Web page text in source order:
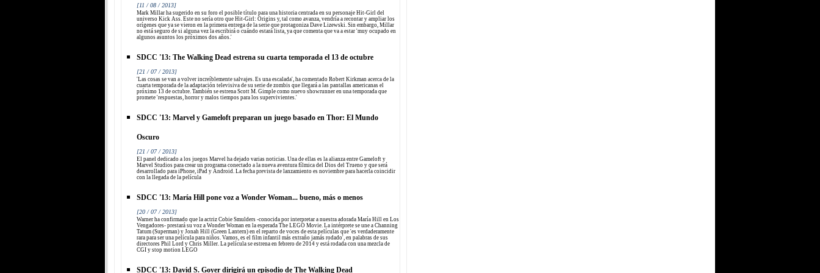
[11 / 08 / 2013]
Mark Millar ha sugerido en su foro el posible título para una historia centrada en su personaje Hit-Girl del
universo Kick Ass. Este no sería otro que Hit-Girl: Origins y, tal como avanza, vendría a recontar y ampliar los
orígenes que ya se vieron en la primera entrega de la serie que protagoniza Dave Lizewski. Sin embargo, Millar
no está seguro de si alguna vez la escribirá o cuándo estará lista, ya que comenta que va a estar 'muy ocupado en
algunos asuntos los próximos dos años.'
SDCC '13: The Walking Dead estrena su cuarta temporada el 13 de octubre
[21 / 07 / 2013]
'Las cosas se van a volver increíblemente salvajes. Es una escalada', ha comentado Robert Kirkman acerca de la
cuarta temporada de la adaptación televisiva de su serie de zombis que llegará a las pantallas americanas el
próximo 13 de octubre. También se estrena Scott M. Gimple como nuevo showrunner en una temporada que
promete 'respuestas, horror y malos tiempos para los supervivientes.'
SDCC '13: Marvel y Gameloft preparan un juego basado en Thor: El Mundo
Oscuro
[21 / 07 / 2013]
El panel dedicado a los juegos Marvel ha dejado varias noticias. Una de ellas es la alianza entre Gameloft y
Marvel Studios para crear un programa conectado a la nueva aventura fílmica del Dios del Trueno y que será
desarrollado para iPhone, iPad y Android. La fecha prevista de lanzamiento es noviembre para hacerla coincidir
con la llegada de la película
SDCC '13: María Hill pone voz a Wonder Woman... bueno, más o menos
[20 / 07 / 2013]
Warner ha confirmado que la actriz Cobie Smulders -conocida por interpretar a nuestra adorada María Hill en Los
Vengadores- prestará su voz a Wonder Woman en la esperada The LEGO Movie. La intérprete se une a Channing
Tatum (Superman) y Jonah Hill (Green Lantern) en el reparto de voces de esta películas que 'es verdaderamente
rara para ser una película para niños. Vamos, es el film infantil más extraño jamás rodado', en palabras de sus
directores Phil Lord y Chris Miller. La película se estrena en febrero de 2014 y está rodada con una mezcla de
CGI y stop motion LEGO
SDCC '13: David S. Goyer dirigirá un episodio de The Walking Dead